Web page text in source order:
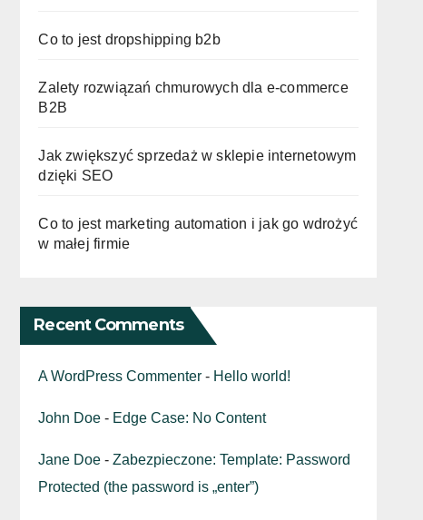
Co to jest dropshipping b2b
Zalety rozwiązań chmurowych dla e-commerce
B2B
Jak zwiększyć sprzedaż w sklepie internetowym
dzięki SEO
Co to jest marketing automation i jak go wdrożyć
w małej firmie
Recent Comments
A WordPress Commenter - Hello world!
John Doe - Edge Case: No Content
Jane Doe -Zabezpieczone: Template: Password
Protected (the password is „enter”)